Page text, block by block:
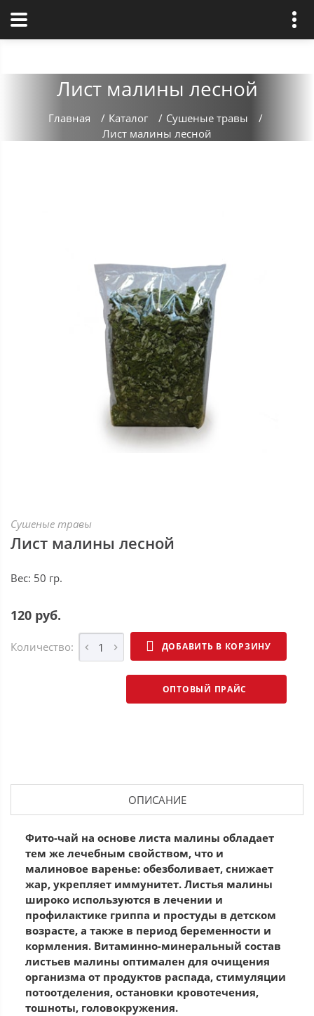
Лист малины лесной
Главная / Каталог / Сушеные травы
/
Лист малины лесной
Сушеные травы
Лист малины лесной
Вес: 50 гр.
120 руб.
Количество: ДОБАВИТЬ В КОРЗИНУ
ОПТОВЫЙ ПРАЙС
ОПИСАНИЕ
Фито-чай на основе листа малины обладает
тем же лечебным свойством, что и
малиновое варенье: обезболивает, снижает
жар, укрепляет иммунитет. Листья малины
широко используются в лечении и
профилактике гриппа и простуды в детском
возрасте, а также в период беременности и
кормления. Витаминно-минеральный состав
листьев малины оптимален для очищения
организма от продуктов распада, стимуляции
потоотделения, остановки кровотечения,
тошноты, головокружения.